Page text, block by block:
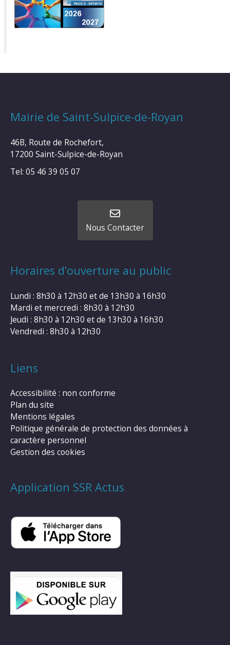
Mairie de Saint-Sulpice-de-Royan
46B, Route de Rochefort,
17200 Saint-Sulpice-de-Royan
Tel: 05 46 39 05 07
Nous Contacter
Horaires d’ouverture au public
Lundi : 8h30 à 12h30 et de 13h30 à 16h30
Mardi et mercredi : 8h30 à 12h30
Jeudi : 8h30 à 12h30 et de 13h30 à 16h30
Vendredi : 8h30 à 12h30
Liens
Accessibilité : non conforme
Plan du site
Mentions légales
Politique générale de protection des données à
caractère personnel
Gestion des cookies
Application SSR Actus